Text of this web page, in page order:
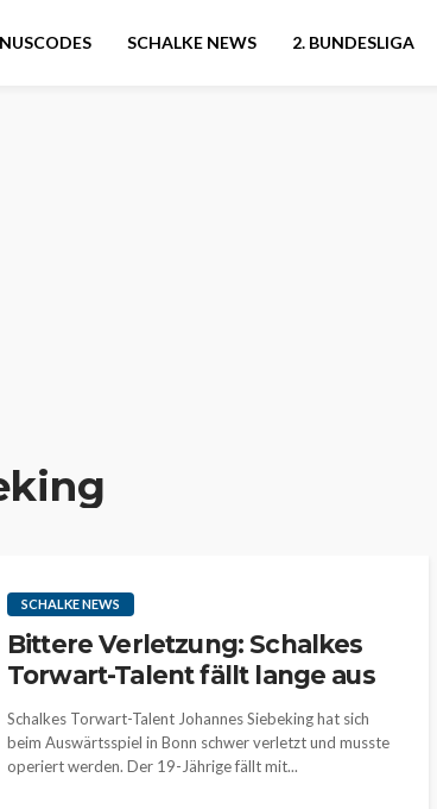
SCHALKE NEWS 2. BUNDESLIGA
SCHALKE NEWS
Bittere Verletzung: Schalkes
Torwart-Talent fällt lange aus
Schalkes Torwart-Talent Johannes Siebeking hat sich
beim Auswärtsspiel in Bonn schwer verletzt und musste
operiert werden. Der 19-Jährige fällt mit...